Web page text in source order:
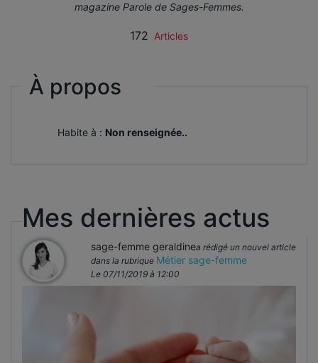
magazine Parole de Sages-Femmes.
172 Articles
À propos
Habite à : Non renseignée..
Mes dernières actus
sage-femme geraldinea rédigé un nouvel article
dans la rubrique Métier sage-femme
Le 07/11/2019 à 12:00